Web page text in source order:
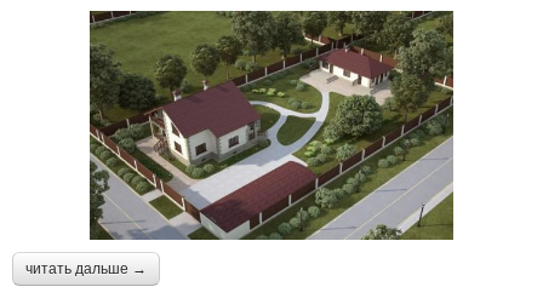
читать дальше →